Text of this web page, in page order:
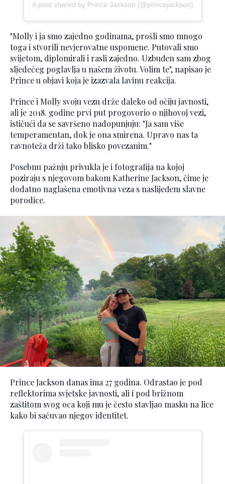
A post shared by Prince Jackson (@princejackson)
"Molly i ja smo zajedno godinama, prošli smo mnogo
toga i stvorili nevjerovatne uspomene. Putovali smo
svijetom, diplomirali i rasli zajedno. Uzbuđen sam zbog
sljedećeg poglavlja u našem životu. Volim te", napisao je
Prince u objavi koja je izazvala lavinu reakcija.
Prince i Molly svoju vezu drže daleko od očiju javnosti,
ali je 2018. godine prvi put progovorio o njihovoj vezi,
ističući da se savršeno nadopunjuju: "Ja sam više
temperamentan, dok je ona smirena. Upravo nas ta
ravnoteža drži tako blisko povezanim."
Posebnu pažnju privukla je i fotografija na kojoj
poziraju s njegovom bakom Katherine Jackson, čime je
dodatno naglašena emotivna veza s naslijeđem slavne
porodice.
Prince Jackson danas ima 27 godina. Odrastao je pod
reflektorima svjetske javnosti, ali i pod brižnom
zaštitom svog oca koji mu je često stavljao masku na lice
kako bi sačuvao njegov identitet.